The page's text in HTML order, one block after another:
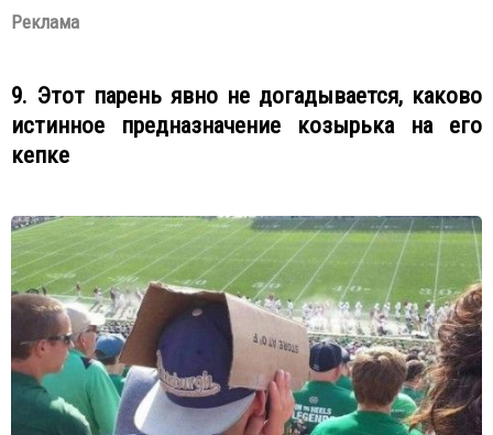
Реклама
9. Этот парень явно не догадывается, каково
истинное предназначение козырька на его
кепке